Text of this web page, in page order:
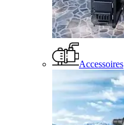
Accessoires